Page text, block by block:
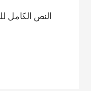
النص الكامل